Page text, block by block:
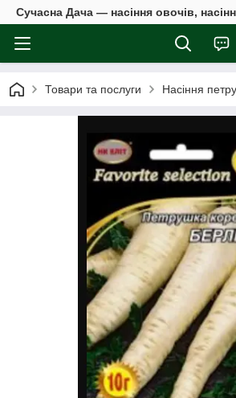
Сучасна Дача — насіння овочів,
Товари та послуги Насіння